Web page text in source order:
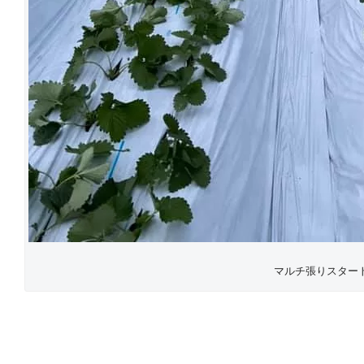
マルチ張りスター